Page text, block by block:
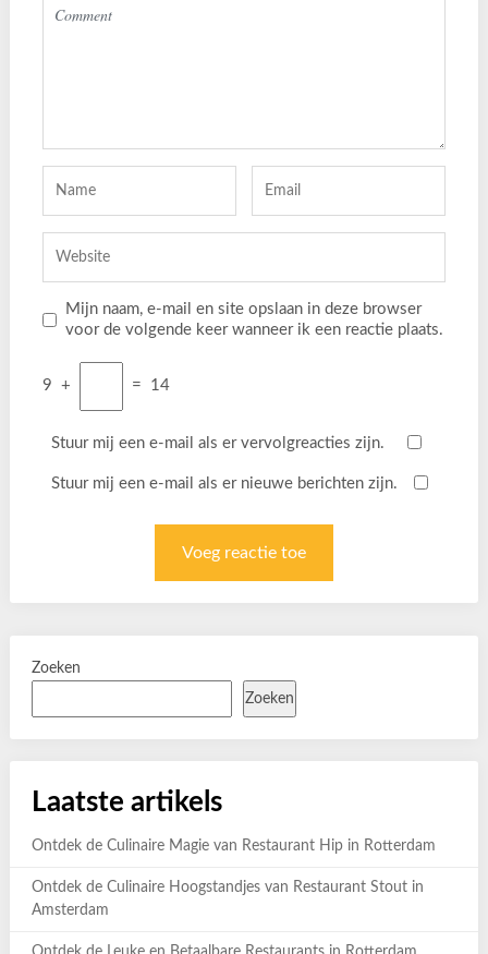
Mijn naam, e-mail en site opslaan in deze browser
voor de volgende keer wanneer ik een reactie plaats.
9 + = 14
Stuur mij een e-mail als er vervolgreacties zijn.
Stuur mij een e-mail als er nieuwe berichten zijn.
Zoeken
Zoeken
Laatste artikels
Ontdek de Culinaire Magie van Restaurant Hip in Rotterdam
Ontdek de Culinaire Hoogstandjes van Restaurant Stout in
Amsterdam